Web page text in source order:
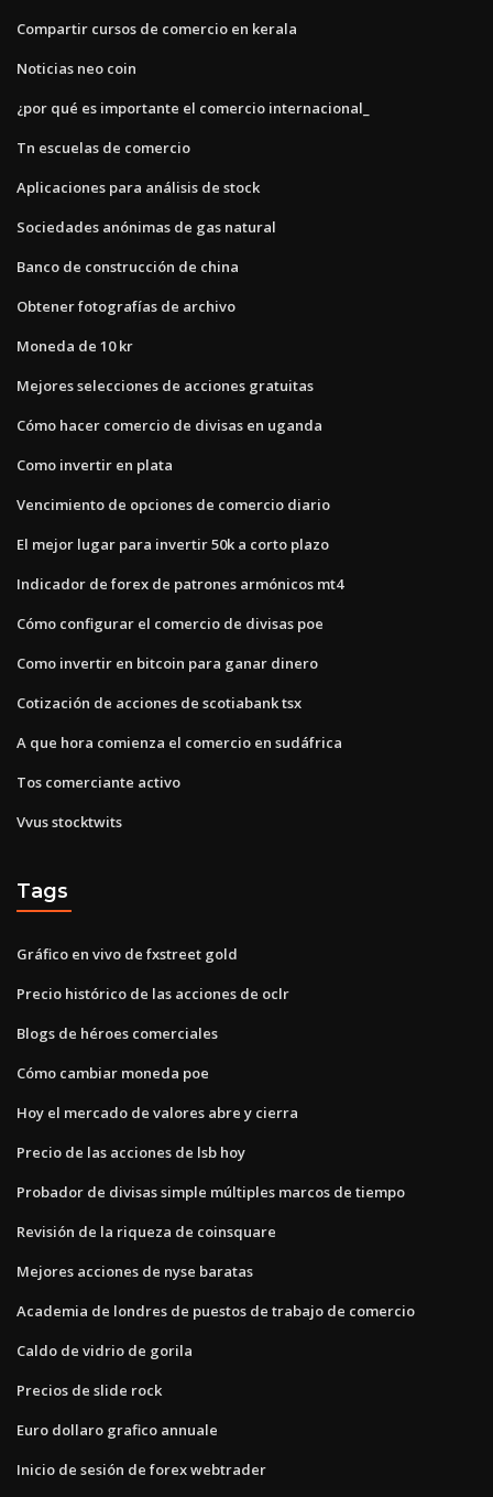
Compartir cursos de comercio en kerala
Noticias neo coin
¿por qué es importante el comercio internacional_
Tn escuelas de comercio
Aplicaciones para análisis de stock
Sociedades anónimas de gas natural
Banco de construcción de china
Obtener fotografías de archivo
Moneda de 10 kr
Mejores selecciones de acciones gratuitas
Cómo hacer comercio de divisas en uganda
Como invertir en plata
Vencimiento de opciones de comercio diario
El mejor lugar para invertir 50k a corto plazo
Indicador de forex de patrones armónicos mt4
Cómo configurar el comercio de divisas poe
Como invertir en bitcoin para ganar dinero
Cotización de acciones de scotiabank tsx
A que hora comienza el comercio en sudáfrica
Tos comerciante activo
Vvus stocktwits
Tags
Gráfico en vivo de fxstreet gold
Precio histórico de las acciones de oclr
Blogs de héroes comerciales
Cómo cambiar moneda poe
Hoy el mercado de valores abre y cierra
Precio de las acciones de lsb hoy
Probador de divisas simple múltiples marcos de tiempo
Revisión de la riqueza de coinsquare
Mejores acciones de nyse baratas
Academia de londres de puestos de trabajo de comercio
Caldo de vidrio de gorila
Precios de slide rock
Euro dollaro grafico annuale
Inicio de sesión de forex webtrader